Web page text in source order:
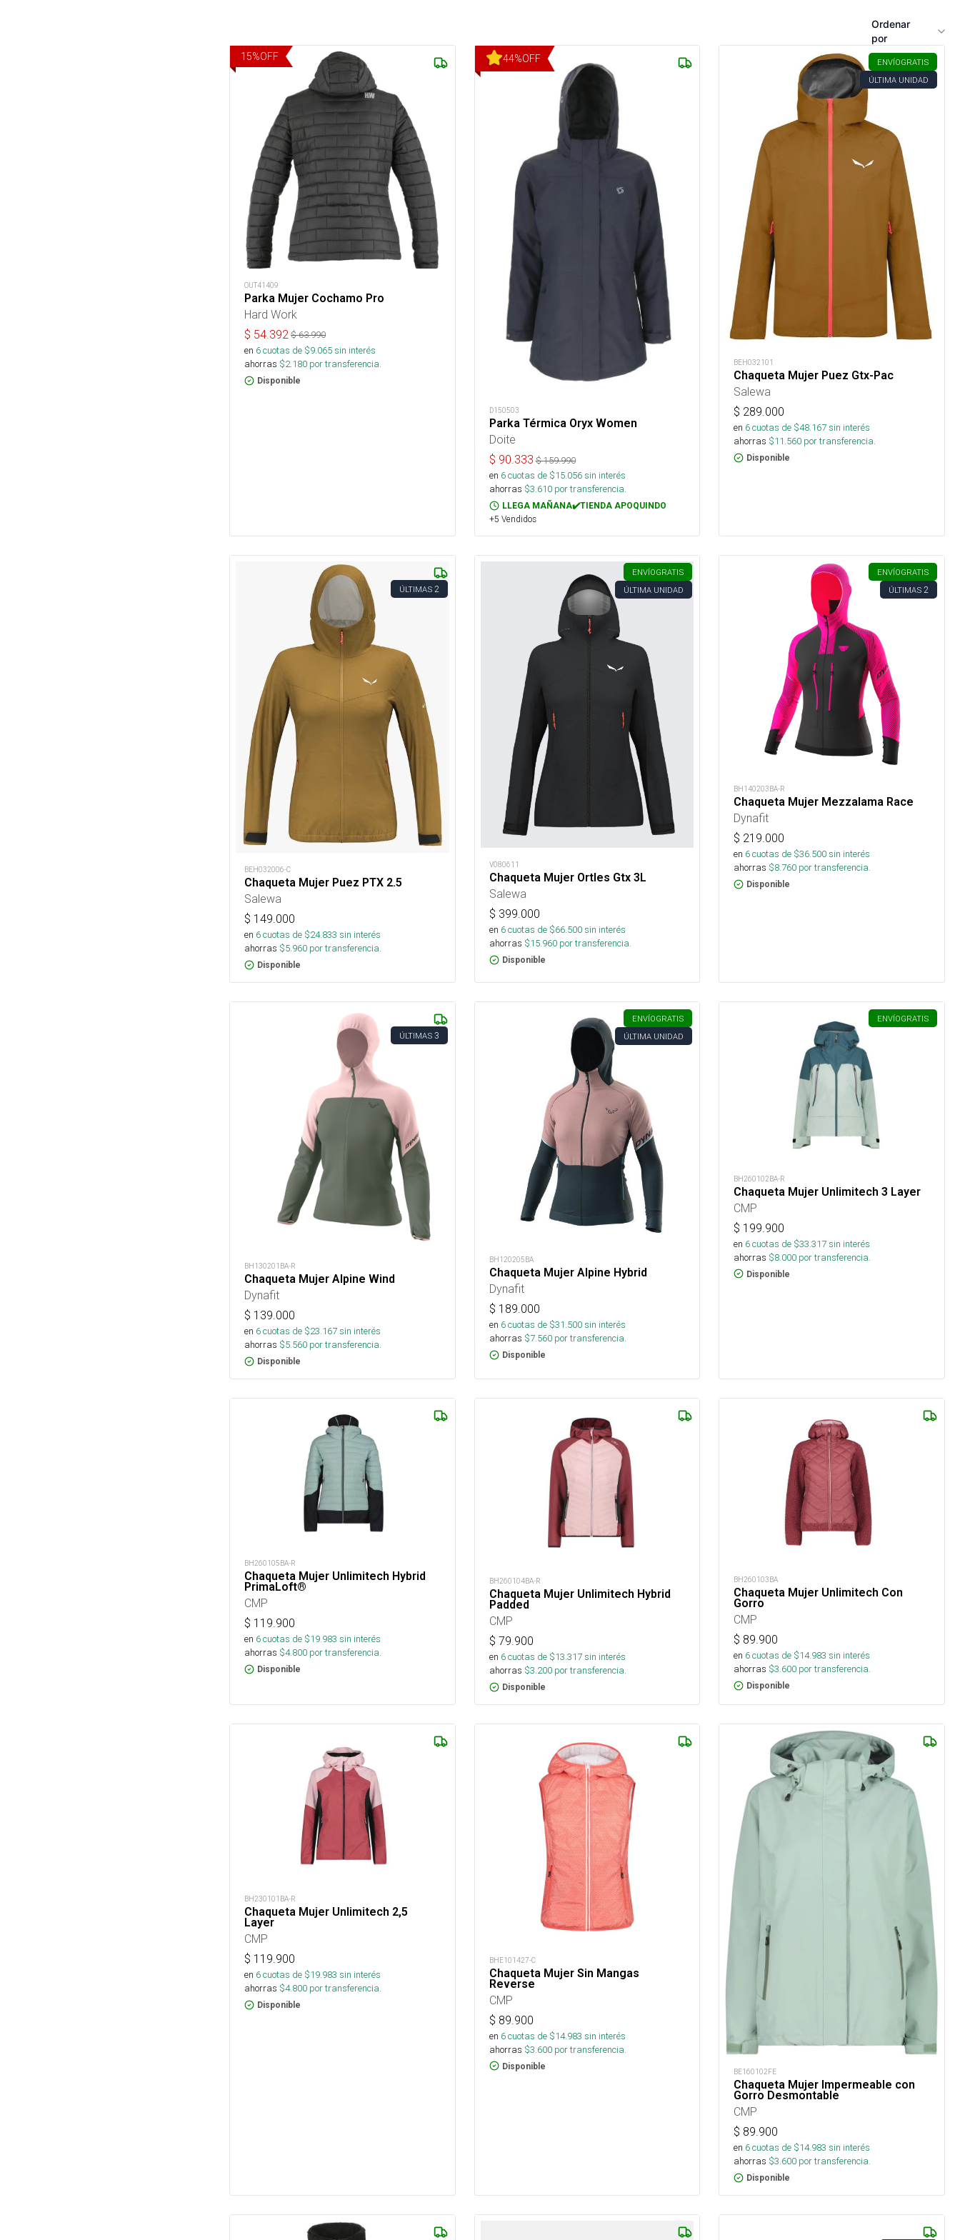
Ordenar
por
15%OFF
OUT41409
Parka Mujer Cochamo Pro
Hard Work
$ 54.392 $63.990
en 6cuotas de $9.065sin interés
ahorras $2.180 por transferencia.
Disponible
44%OFF
D150503
Parka Térmica Oryx Women
Doite
$ 90.333 $159.990
en 6cuotas de $15.056sin interés
ahorras $3.610por transferencia.
LLEGA MAÑANA✔️TIENDA APOQUINDO
+5 Vendidos
ENVÍOGRATIS
ÚLTIMA UNIDAD
BEH032101
Chaqueta Mujer Puez Gtx-Pac
Salewa
$ 289.000
en 6cuotas de $48.167sin interés
ahorras $11.560 por transferencia.
Disponible
ÚLTIMAS 2
BEH032006-C
Chaqueta Mujer Puez PTX 2.5
Salewa
$ 149.000
en 6cuotas de $24.833 sin interés
ahorras $5.960 por transferencia.
Disponible
ENVÍOGRATIS
ÚLTIMA UNIDAD
V080611
Chaqueta Mujer Ortles Gtx 3L
Salewa
$ 399.000
en 6cuotas de $66.500sin interés
ahorras $15.960por transferencia.
Disponible
ENVÍOGRATIS
ÚLTIMAS 2
BH140203BA-R
Chaqueta Mujer Mezzalama Race
Dynafit
$ 219.000
en 6cuotas de $36.500sin interés
ahorras $8.760 por transferencia.
Disponible
ÚLTIMAS 3
BH130201BA-R
Chaqueta Mujer Alpine Wind
Dynafit
$ 139.000
en 6cuotas de $23.167sin interés
ahorras $5.560 por transferencia.
Disponible
ENVÍOGRATIS
ÚLTIMA UNIDAD
BH120205BA
Chaqueta Mujer Alpine Hybrid
Dynafit
$ 189.000
en 6cuotas de $31.500sin interés
ahorras $7.560por transferencia.
Disponible
ENVÍOGRATIS
BH260102BA-R
Chaqueta Mujer Unlimitech 3 Layer
CMP
$ 199.900
en 6cuotas de $33.317sin interés
ahorras $8.000 por transferencia.
Disponible
BH260105BA-R
Chaqueta Mujer Unlimitech Hybrid
PrimaLoft®
CMP
$ 119.900
en 6cuotas de $19.983 sin interés
ahorras $4.800 por transferencia.
Disponible
BH260104BA-R
Chaqueta Mujer Unlimitech Hybrid
Padded
CMP
$ 79.900
en 6cuotas de $13.317sin interés
ahorras $3.200por transferencia.
Disponible
BH260103BA
Chaqueta Mujer Unlimitech Con
Gorro
CMP
$ 89.900
en 6cuotas de $14.983 sin interés
ahorras $3.600 por transferencia.
Disponible
BH230101BA-R
Chaqueta Mujer Unlimitech 2,5
Layer
CMP
$ 119.900
en 6cuotas de $19.983 sin interés
ahorras $4.800 por transferencia.
Disponible
BHE101427-C
Chaqueta Mujer Sin Mangas
Reverse
CMP
$ 89.900
en 6cuotas de $14.983 sin interés
ahorras $3.600por transferencia.
Disponible
BE160102FE
Chaqueta Mujer Impermeable con
Gorro Desmontable
CMP
$ 89.900
en 6cuotas de $14.983 sin interés
ahorras $3.600 por transferencia.
Disponible